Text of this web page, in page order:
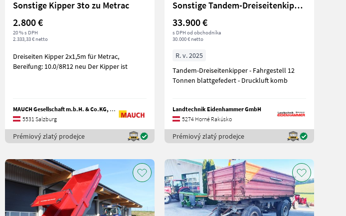
Sonstige Kipper 3to zu Metrac
2.800 €
20 % s DPH
2.333,33 € netto
Dreiseiten Kipper 2x1,5m für Metrac,
Bereifung: 10.0/8R12 neu Der Kipper ist
MAUCH Gesellschaft m.b.H. & Co.KG, Eben
5531 Salzburg
Prémiový zlatý prodejce
Sonstige Tandem-Dreiseitenkipper
33.900 €
s DPH od obchodníka
30.000 € netto
R. v. 2025
Tandem-Dreiseitenkipper - Fahrgestell 12
Tonnen blattgefedert - Druckluft komb
Landtechnik Eidenhammer GmbH
5274 Horné Rakúsko
Prémiový zlatý prodejce